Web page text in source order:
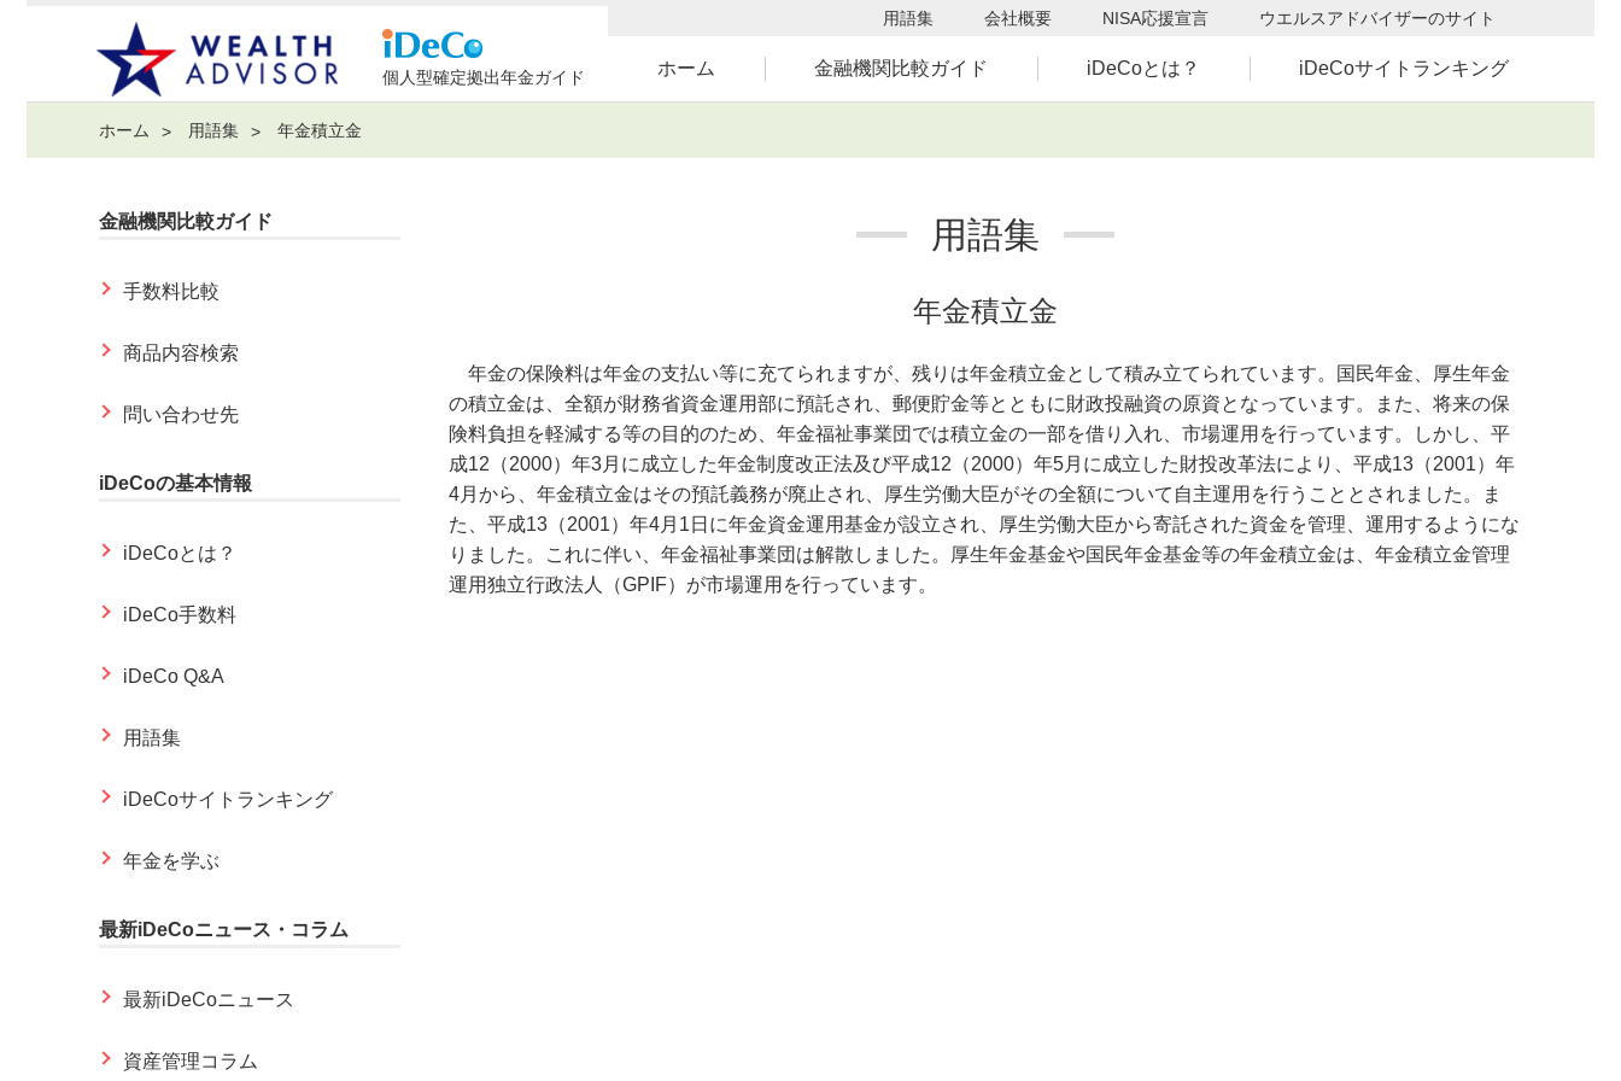
個人型確定拠出年金ガイド
用語集 会社概要 NISA応援宣言 ウエルスアドバイザーのサイト
ホーム 金融機関比較ガイド iDeCoとは？ iDeCoサイトランキング
ホーム 用語集 年金積立金
用語集
年金積立金
年金の保険料は年金の支払い等に充てられますが、残りは年金積立金として積み立てられています。国民年金、厚生年金
の積立金は、全額が財務省資金運用部に預託され、郵便貯金等とともに財政投融資の原資となっています。また、将来の保
険料負担を軽減する等の目的のため、年金福祉事業団では積立金の一部を借り入れ、市場運用を行っています。しかし、平
成12（2000）年3月に成立した年金制度改正法及び平成12（2000）年5月に成立した財投改革法により、平成13（2001）年
4月から、年金積立金はその預託義務が廃止され、厚生労働大臣がその全額について自主運用を行うこととされました。ま
た、平成13（2001）年4月1日に年金資金運用基金が設立され、厚生労働大臣から寄託された資金を管理、運用するようにな
りました。これに伴い、年金福祉事業団は解散しました。厚生年金基金や国民年金基金等の年金積立金は、年金積立金管理
運用独立行政法人（GPIF）が市場運用を行っています。
金融機関比較ガイド
手数料比較
商品内容検索
問い合わせ先
iDeCoの基本情報
iDeCoとは？
iDeCo手数料
iDeCo Q&A
用語集
iDeCoサイトランキング
年金を学ぶ
最新iDeCoニュース・コラム
最新iDeCoニュース
資産管理コラム